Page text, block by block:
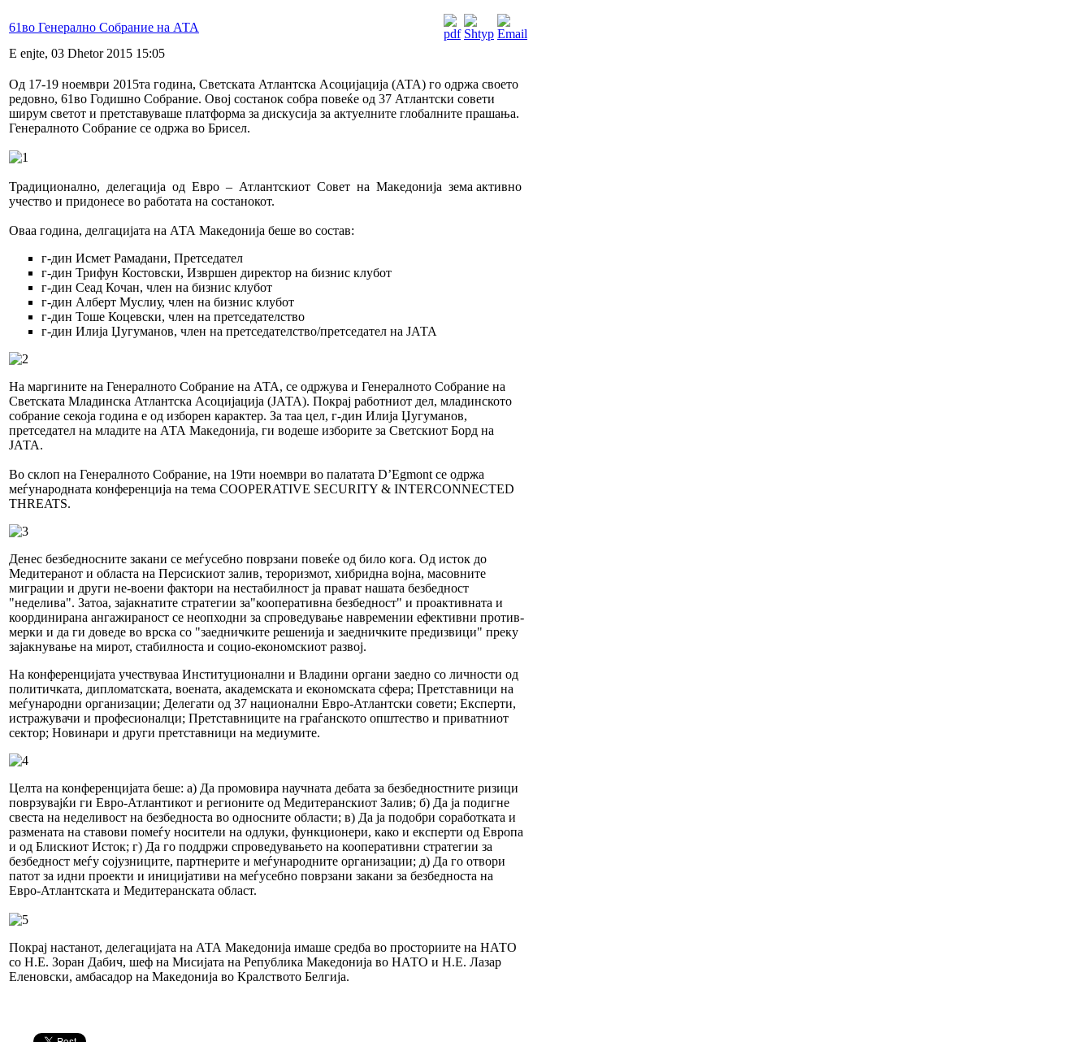
61во Генерално Собрание на АТА
E enjte, 03 Dhetor 2015 15:05
Од 17-19 ноември 2015та година, Светската Атлантска Асоцијација (АТА) го одржа своето
редовно, 61во Годишно Собрание. Овој состанок собра повеќе од 37 Атлантски совети
ширум светот и претставуваше платформа за дискусија за актуелните глобалните прашања.
Генералното Собрание се одржа во Брисел.
Традиционално, делегација од Евро – Атлантскиот Совет на Македонија зема активно
учество и придонесе во работата на состанокот.
Оваа година, делгацијата на АТА Македонија беше во состав:
г-дин Исмет Рамадани, Претседател
г-дин Трифун Костовски, Извршен директор на бизнис клубот
г-дин Сеад Кочан, член на бизнис клубот
г-дин Алберт Муслиу, член на бизнис клубот
г-дин Тоше Коцевски, член на претседателство
г-дин Илија Џугуманов, член на претседателство/претседател на ЈАТА
На маргините на Генералното Собрание на АТА, се одржува и Генералното Собрание на
Светската Младинска Атлантска Асоцијација (ЈАТА). Покрај работниот дел, младинското
собрание секоја година е од изборен карактер. За таа цел, г-дин Илија Џугуманов,
претседател на младите на АТА Македонија, ги водеше изборите за Светскиот Борд на
ЈАТА.
Во склоп на Генералното Собрание, на 19ти ноември во палатата D’Egmont се одржа
меѓународната конференција на тема COOPERATIVE SECURITY & INTERCONNECTED
THREATS.
Денес безбедносните закани се меѓусебно поврзани повеќе од било кога. Од исток до
Медитеранот и областа на Персискиот залив, тероризмот, хибридна војна, масовните
миграции и други не-воени фактори на нестабилност ја прават нашата безбедност
"неделива". Затоа, зајакнатите стратегии за"кооперативна безбедност" и проактивната и
координирана ангажираност се неопходни за спроведување навремении ефективни против-
мерки и да ги доведе во врска со "заедничките решенија и заедничките предизвици" преку
зајакнување на мирот, стабилноста и социо-економскиот развој.
На конференцијата учествуваа Институционални и Владини органи заедно со личности од
политичката, дипломатската, воената, академската и економската сфера; Претставници на
меѓународни организации; Делегати од 37 национални Евро-Атлантски совети; Експерти,
истражувачи и професионалци; Претставниците на граѓанското општество и приватниот
сектор; Новинари и други претставници на медиумите.
Целта на конференцијата беше: а) Да промовира научната дебата за безбедностните ризици
поврзувајќи ги Евро-Атлантикот и регионите од Медитеранскиот Залив; б) Да ја подигне
свеста на неделивост на безбедноста во односните области; в) Да ја подобри соработката и
размената на ставови помеѓу носители на одлуки, функционери, како и експерти од Европа
и од Блискиот Исток; г) Да го поддржи спроведувањето на кооперативни стратегии за
безбедност меѓу сојузниците, партнерите и меѓународните организации; д) Да го отвори
патот за идни проекти и иницијативи на меѓусебно поврзани закани за безбедноста на
Евро-Атлантската и Медитеранската област.
Покрај настанот, делегацијата на АТА Македонија имаше средба во просториите на НАТО
со Н.Е. Зоран Дабич, шеф на Мисијата на Република Македонија во НАТО и Н.Е. Лазар
Еленовски, амбасадор на Македонија во Кралството Белгија.